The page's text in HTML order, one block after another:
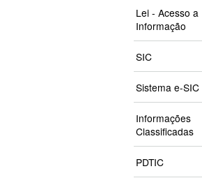
Lei - Acesso a
Informação
SIC
Sistema e-SIC
Informações
Classificadas
PDTIC